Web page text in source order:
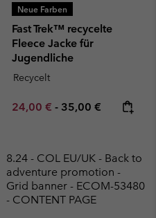
Neue Farben
Fast Trek™ recycelte
Fleece Jacke für
Jugendliche
Recycelt
Minimum sale price:
24,00 € - Maximum price:
35,00 €
8.24 - COL EU/UK - Back to
adventure promotion -
Grid banner - ECOM-53480
- CONTENT PAGE